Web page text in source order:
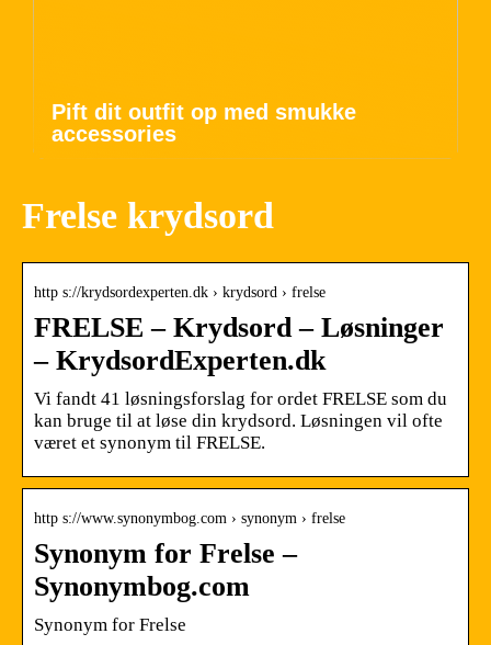
Pift dit outfit op med smukke
accessories
Frelse krydsord
http s://krydsordexperten.dk › krydsord › frelse
FRELSE – Krydsord – Løsninger
– KrydsordExperten.dk
Vi fandt 41 løsningsforslag for ordet FRELSE som du
kan bruge til at løse din krydsord. Løsningen vil ofte
været et synonym til FRELSE.
http s://www.synonymbog.com › synonym › frelse
Synonym for Frelse –
Synonymbog.com
Synonym for Frelse